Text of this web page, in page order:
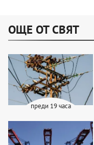
ОЩЕ ОТ СВЯТ
преди 19 часа